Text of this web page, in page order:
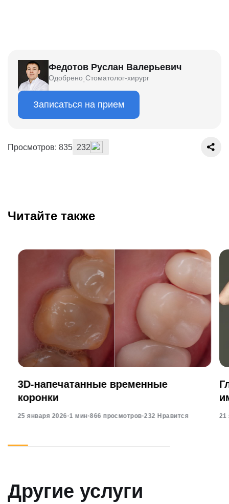
Федотов Руслан Валерьевич
Одобрено·Стоматолог-хирург
Записаться на прием
Просмотров: 835 232
Читайте также
3D-напечатанные временные
коронки
25 января 2026·1 мин·866 просмотров·232 Нравится 21
Другие услуги